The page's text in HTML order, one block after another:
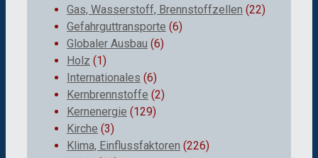
Gas, Wasserstoff, Brennstoffzellen (22)
Gefahrguttransporte (6)
Globaler Ausbau (6)
Holz (1)
Internationales (6)
Kernbrennstoffe (2)
Kernenergie (129)
Kirche (3)
Klima, Einflussfaktoren (226)